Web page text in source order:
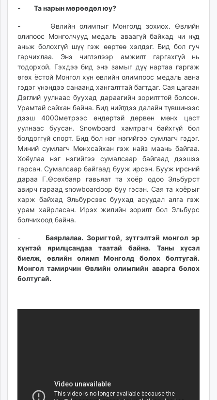
- Та нарын мөрөөдөл юу?
- Өвлийн олимпыг Монголд зохиох. Өвлийн
олипоос Монголчууд медаль аваагүй байхад чи нүд
аньж болохгүй шүү гэж өөртөө хэлдэг. Бид бол гуч
гарчихлаа. Энэ чиглэлээр амжилт гаргахгүй нь
тодорхой. Гэхдээ бид энэ замыг дүү нартаа гаргаж
өгөх ёстой Монгол хүн өвлийн олимпоос медаль авна
гэдэг үнэндээ санаанд хангалттай багтдаг. Сая цагаан
Дэглий уулнаас буухад дараагийн зорилттой болсон.
Урамтай сайхан байна. Бид нийтдээ далайн түвшинээс
дээш 4000метрээс өндөртэй дөрвөн мөнх цаст
уулнаас буусан. Snowboard хамтрагч байхгүй бол
болдоггүй спорт. Бид бол нэг нэгийгээ сумлагч гэдэг.
Миний сумлагч Мөнхсайхан гэж найз маань байгаа.
Хоёулаа нэг нэгийгээ сумалсаар байгаад дээшээ
гарсан. Сумалсаар байгаад бууж ирсэн. Бууж ирсний
дараа Г.Өсөхбаяр гавьяат та хоёр одоо Эльбурст
авирч гараад snowboardooр буу гэсэн. Сая та хоёрыг
харж байхад Эльбурсээс буухад асуудал алга гэж
урам хайрласан. Ирэх жилийн зорилт бол Эльбурс
болчихоод байна.
- Баярлалаа. Зоригтой, зүтгэлтэй монгол эр
хүнтэй ярилцсандаа таатай байна. Таны хүсэл
биелж, өвлийн олимп Монголд болох болтугай.
Монгол тамирчин Өвлийн олимпийн аварга болох
болтугай.